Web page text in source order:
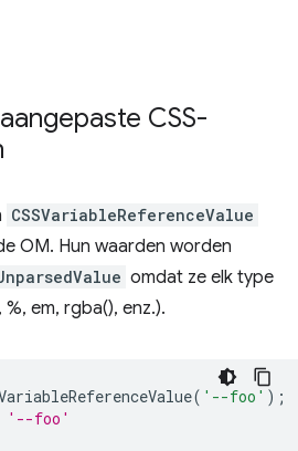
CSS-
CSSVariableReferenceValue
OM. Hun waarden worden
omdat ze elk type
em, rgba(), enz.).
( '--foo' );
'--foo'